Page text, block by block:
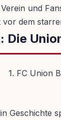
und
dem
Die
Geschichte